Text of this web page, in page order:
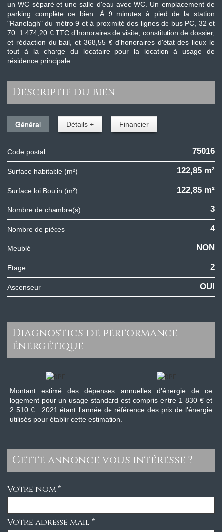
un WC séparé et une salle d'eau avec WC. Un emplacement de
parking complète ce bien. À 9 minutes à pied de la station
"Ranelagh" du métro 9 et à proximité des lignes de bus PC, 32 et
70. 1 474,20 € TTC d’honoraires de visite, constitution de dossier,
et rédaction du bail, et 368,55 € d'honoraires d'état des lieux le
tout à la charge du locataire pour la location à usage de
résidence principale.
descriptif du bien
Général Détails + Financier
Code postal 75016
Surface habitable (m²) 122,85 m²
Surface loi Boutin (m²) 122,85 m²
Nombre de chambre(s) 3
Nombre de pièces 4
Meublé NON
Etage 2
Ascenseur OUI
diagnostics de performance
énergétique
Montant estimé des dépenses annuelles d'énergie de ce
logement pour un usage standard est compris entre 1 830 € et
2 510 € . 2021 étant l'année de référence des prix de l'énergie
utilisés pour établir cette estimation.
cette annonce vous intéresse ?
Votre nom *
Votre adresse mail *